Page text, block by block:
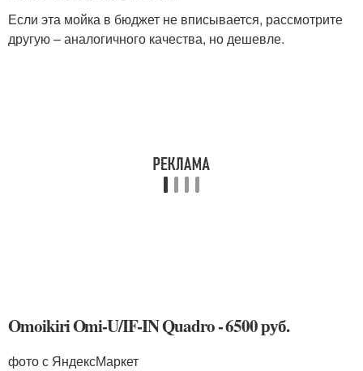
Если эта мойка в бюджет не вписывается, рассмотрите
другую – аналогичного качества, но дешевле.
Omoikiri Omi-U/IF-IN Quadro - 6500 руб.
фото с ЯндексМаркет